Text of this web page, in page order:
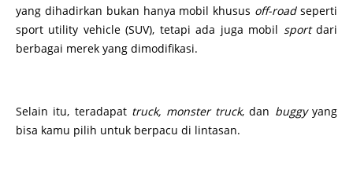
yang dihadirkan bukan hanya mobil khusus off-roadseperti
sport utility vehicle (SUV), tetapi ada juga mobil sportdari
berbagai merek yang dimodifikasi.
Selain itu, teradapat truck, monster truck, dan buggyyang
bisa kamu pilih untuk berpacu di lintasan.